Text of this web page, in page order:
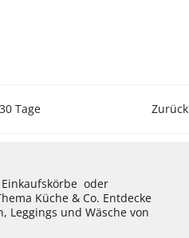
Tage Zurück
oder
Küche & Co. Entdecke
Leggings und Wäsche von